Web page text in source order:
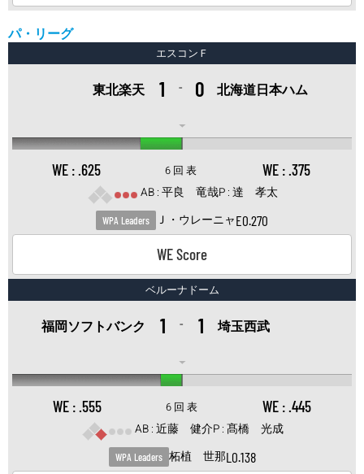
パ・リーグ
エスコンＦ
東北楽天 1 - 0 北海道日本ハム
.625 6 回 表 .375
平良 竜哉 達 孝太
WPA Leaders Ｊ・ウレーニャE0.270
WE Score
ベルーナドーム
福岡ソフトバンク 1 - 1 埼玉西武
.555 6 回 表 .445
近藤 健介 髙橋 光成
WPA Leaders 柘植 世那L 0.138